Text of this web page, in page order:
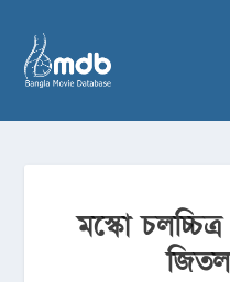
মস্কো